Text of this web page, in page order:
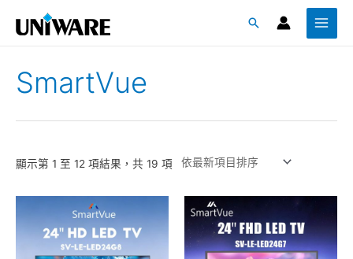
搜
Main
Menu
SmartVue
顯示第 1 至 12 項結果，共 19 項